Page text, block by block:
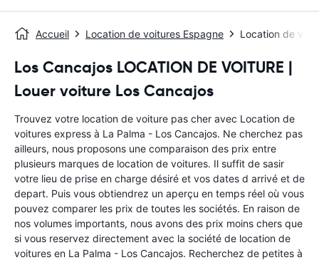
Accueil Location de voitures Espagne Location de
Los Cancajos LOCATION DE VOITURE |
Louer voiture Los Cancajos
Trouvez votre location de voiture pas cher avec Location de
voitures express à La Palma - Los Cancajos. Ne cherchez pas
ailleurs, nous proposons une comparaison des prix entre
plusieurs marques de location de voitures. Il suffit de sasir
votre lieu de prise en charge désiré et vos dates d arrivé et de
depart. Puis vous obtiendrez un aperçu en temps réel où vous
pouvez comparer les prix de toutes les sociétés. En raison de
nos volumes importants, nous avons des prix moins chers que
si vous reservez directement avec la société de location de
voitures en La Palma - Los Cancajos. Recherchez de petites à